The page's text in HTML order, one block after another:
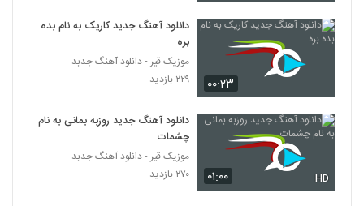
2616
۳۵۸ بازدید
آهنگ سوگی از منوچهر ترابی(پاپ)
۳۶۴ بازدید
آهنگ ناصر حاجعلی بنام عید
۰۰:۲۳
دانلود آهنگ جدید کاریک به نام بده
بره
موزیک قیر - دانلود آهنگ جدبد
۲۲۹ بازدید
۰۱:۰۰ HD
دانلود آهنگ جدید روزبه بمانی به نام
چشمات
موزیک قیر - دانلود آهنگ جدبد
۲۷۰ بازدید